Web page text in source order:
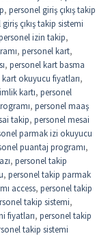
, personel giriş çıkış takip
çıkış takip sistemi
izin takip,
, personel kart,
, personel kart basma
okuyucu fiyatları,
kartı, personel
, personel maaş
takip, personel mesai
parmak izi okuyucu
puantaj programı,
, personel takip
, personel takip parmak
access, personel takip
takip sistemi,
fiyatları, personel takip
takip sistemi